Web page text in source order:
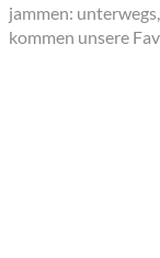
jammen:
kommen unsere